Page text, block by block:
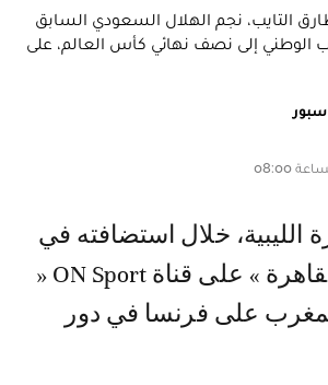
التايب، نجم الهلال السعودي السابق
الوطني إلى نصف نهائي كأس العالم، على
برنامج « من القاهرة » على قناة ON Sport «
على فرنسا في دور